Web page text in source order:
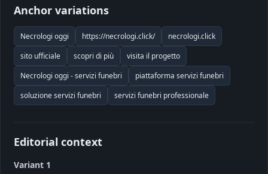
Anchor variations
Necrologi oggi https://necrologi.click/
necrologi.click
sito ufficiale
scopri di più
visita il progetto
Necrologi oggi - servizi funebri
piattaforma servizi funebri
soluzione servizi funebri
servizi funebri professionale
Editorial context
Variant 1